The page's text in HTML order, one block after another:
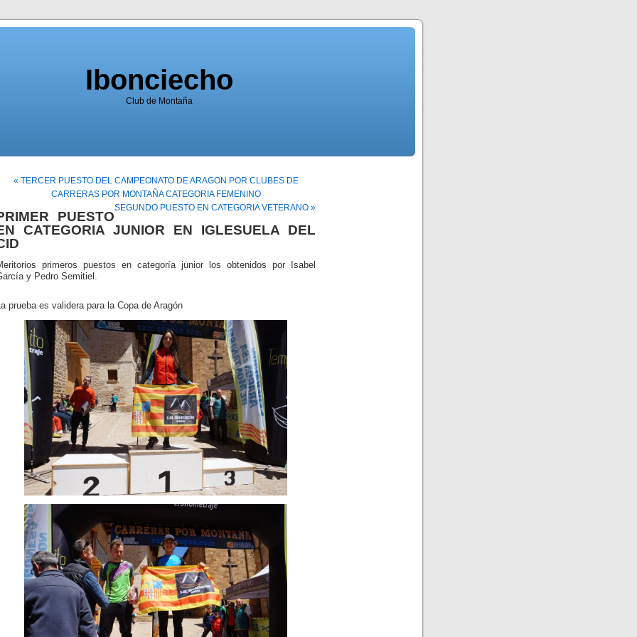
Ibonciecho
Club de Montaña
« TERCER PUESTO DEL CAMPEONATO DE ARAGON POR CLUBES DE
CARRERAS POR MONTAÑA CATEGORIA FEMENINO
SEGUNDO PUESTO EN CATEGORIA VETERANO »
PUESTO
CATEGORIA JUNIOR EN IGLESUELA DEL
primeros puestos en categoría junior los obtenidos por Isabel
y Pedro Semitiel.
prueba es validera para la Copa de Aragón